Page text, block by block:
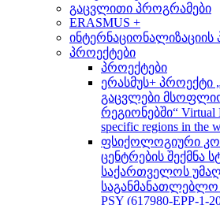
გაცვლითი პროგრამები
ERASMUS +
პროექტები
პროექტები
ერასმუს+
გაცვლები
რეგიონებში“ Virtual
specific regions in the
ფსიქოლოგიური
ცენტრების შექმნა
საქართველოს
საგანმანათლებლო
PSY (617980-EPP-1-